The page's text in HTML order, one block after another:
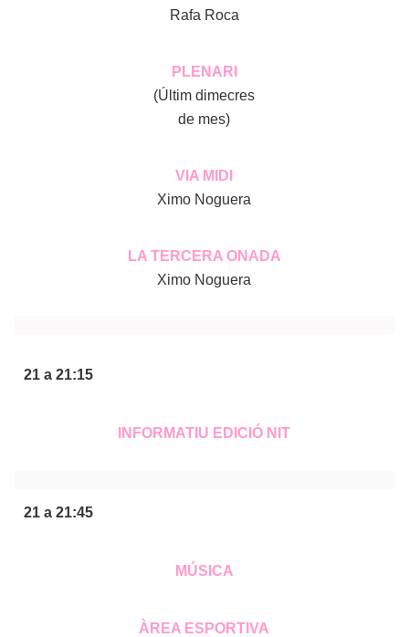
Rafa Roca
PLENARI
(Últim dimecres
de mes)
VIA MIDI
Ximo Noguera
LA TERCERA ONADA
Ximo Noguera
21 a 21:15
INFORMATIU EDICIÓ NIT
21 a 21:45
MÚSICA
ÀREA ESPORTIVA